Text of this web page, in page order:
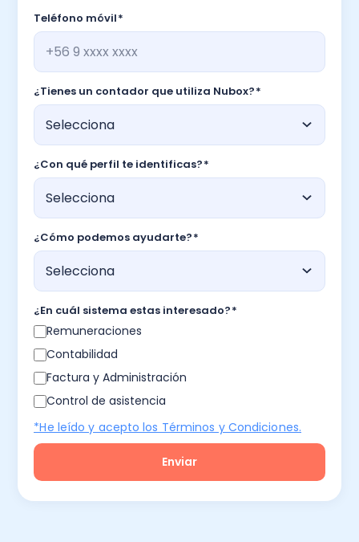
Teléfono móvil*
¿Tienes un contador que utiliza Nubox?*
¿Con qué perfil te identificas?*
¿Cómo podemos ayudarte?*
¿En cuál sistema estas interesado?*
Remuneraciones
Contabilidad
Factura y Administración
Control de asistencia
*He leído y acepto los Términos y Condiciones.